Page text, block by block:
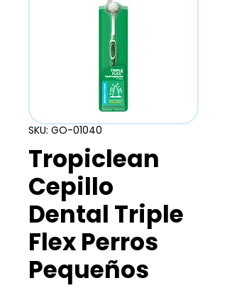
SKU: GO-01040
Tropiclean
Cepillo
Dental Triple
Flex Perros
Pequeños